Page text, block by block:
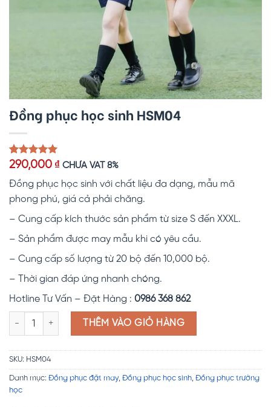
Đồng phục học sinh HSM04
5.00trên 5
dựa trên
1
đánh giá
290,000 ₫ CHƯA VAT 8%
Đồng phục học sinh với chất liệu đa dạng, mẫu mã
phong phú, giá cả phải chăng.
– Cung cấp kích thước sản phẩm từ size S đến XXXL.
– Sản phẩm được may mẫu khi có yêu cầu.
– Cung cấp số lượng từ 20 bộ đến 10,000 bộ.
– Thời gian đáp ứng nhanh chóng.
Hotline Tư Vấn – Đặt Hàng : 0986 368 862
Đồng phục học sinh HSM04 số lượng
THÊM VÀO GIỎ HÀNG
SKU: HSM04
Danh mục: Đồng phục đặt may, Đồng phục học sinh, Đồng phục trường
học